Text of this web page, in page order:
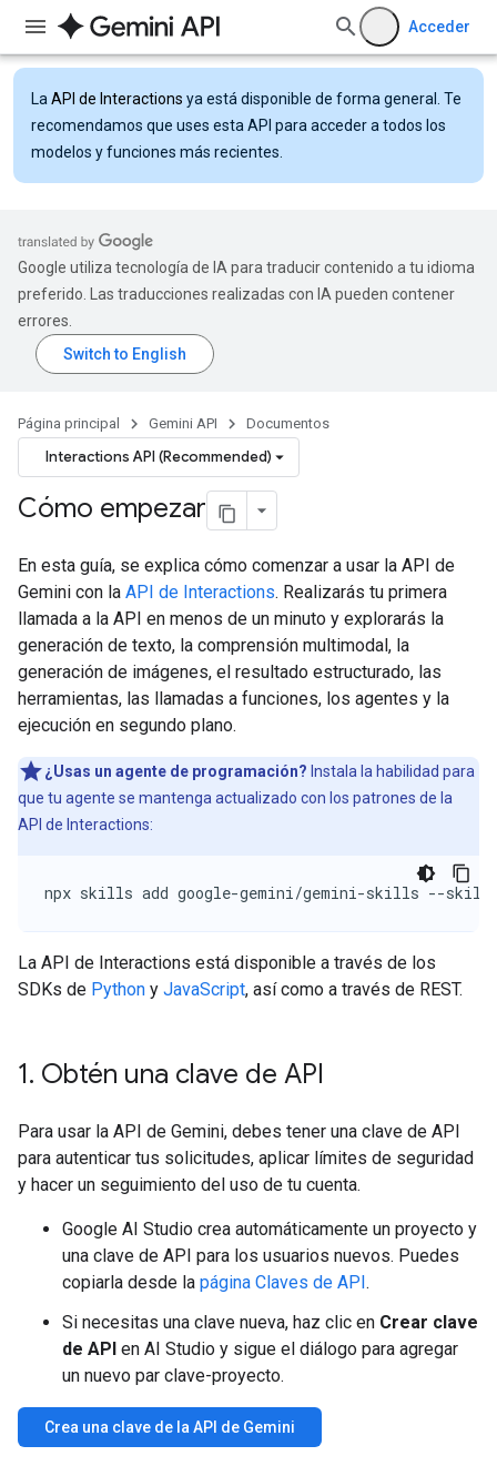
Acceder
La API de Interactions ya está disponible de forma general. Te
recomendamos que uses esta API para acceder a todos los
modelos y funciones más recientes.
Google utiliza tecnología de IA para traducir contenido a tu idioma
preferido. Las traducciones realizadas con IA pueden contener
errores.
Página principal Gemini API Documentos
Interactions API (Recommended)
Cómo empezar
En esta guía, se explica cómo comenzar a usar la API de
Gemini con la API de Interactions. Realizarás tu primera
llamada a la API en menos de un minuto y explorarás la
generación de texto, la comprensión multimodal, la
generación de imágenes, el resultado estructurado, las
herramientas, las llamadas a funciones, los agentes y la
ejecución en segundo plano.
¿Usas un agente de programación? Instala la habilidad para
que tu agente se mantenga actualizado con los patrones de la
API de Interactions:
npx skills add google-gemini/gemini-skills --skill
La API de Interactions está disponible a través de los
SDKs de Python y JavaScript, así como a través de REST.
1. Obtén una clave de API
Para usar la API de Gemini, debes tener una clave de API
para autenticar tus solicitudes, aplicar límites de seguridad
y hacer un seguimiento del uso de tu cuenta.
Google AI Studio crea automáticamente un proyecto y
una clave de API para los usuarios nuevos. Puedes
copiarla desde la página Claves de API.
Si necesitas una clave nueva, haz clic en Crear clave
de API en AI Studio y sigue el diálogo para agregar
un nuevo par clave-proyecto.
Crea una clave de la API de Gemini